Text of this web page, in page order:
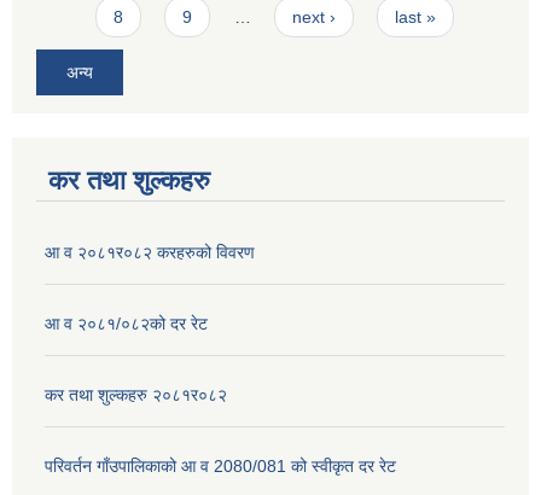
8 9 next › last »
अन्य
कर तथा शुल्कहरु
आ व २०८१र०८२ करहरुको विवरण
आ व २०८१/०८२को दर रेट
कर तथा शुल्कहरु २०८१र०८२
परिवर्तन गाँउपालिकाको आ व 2080/081 को स्वीकृत दर रेट